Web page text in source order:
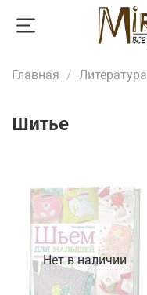
Главная Литература
Шитье
Нет в наличии